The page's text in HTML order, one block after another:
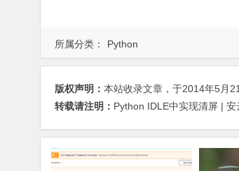
所属分类： Python
版权声明： 本站收录文章，于2014年5月
转载请注明： Python IDLE中实现清屏 |